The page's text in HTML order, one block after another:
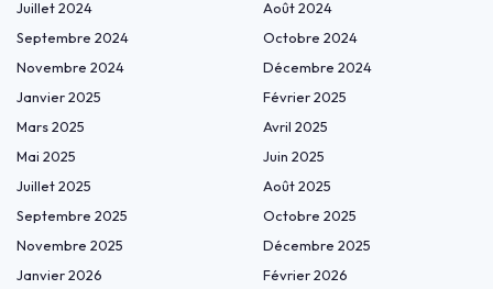
Juillet 2024
Août 2024
Septembre 2024
Octobre 2024
Novembre 2024
Décembre 2024
Janvier 2025
Février 2025
Mars 2025
Avril 2025
Mai 2025
Juin 2025
Juillet 2025
Août 2025
Septembre 2025
Octobre 2025
Novembre 2025
Décembre 2025
Janvier 2026
Février 2026